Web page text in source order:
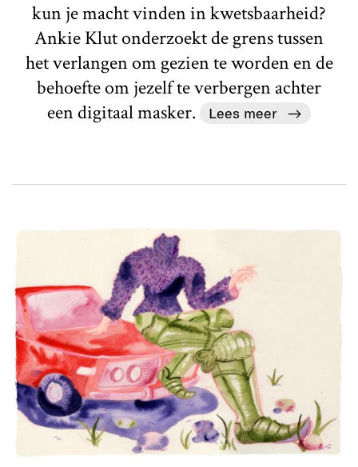
kun je macht vinden in kwetsbaarheid?
Ankie Klut onderzoekt de grens tussen
het verlangen om gezien te worden en de
behoefte om jezelf te verbergen achter
een digitaal masker.
Lees meer